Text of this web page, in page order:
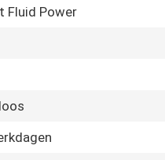
Fluid Power